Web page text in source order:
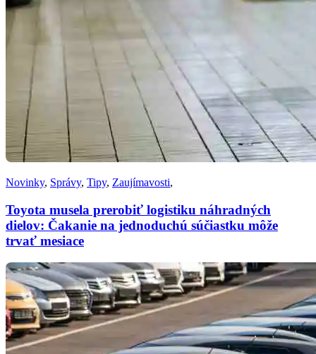
Novinky, Správy, Tipy, Zaujímavosti,
Toyota musela prerobiť logistiku náhradných
dielov: Čakanie na jednoduchú súčiastku môže
trvať mesiace